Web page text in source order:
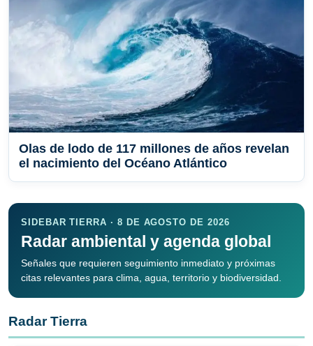
Olas de lodo de 117 millones de años revelan
el nacimiento del Océano Atlántico
SIDEBAR TIERRA · 8 DE AGOSTO DE 2026
Radar ambiental y agenda global
Señales que requieren seguimiento inmediato y próximas
citas relevantes para clima, agua, territorio y biodiversidad.
Radar Tierra